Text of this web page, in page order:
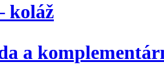
koláž
a